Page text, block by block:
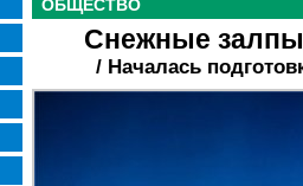
ОБЩЕСТВО
Снежные
/ Началась